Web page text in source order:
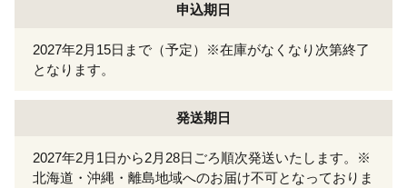
申込期日
2027年2月15日まで（予定）※在庫がなくなり次第終了
となります。
発送期日
2027年2月1日から2月28日ごろ順次発送いたします。※
北海道・沖縄・離島地域へのお届け不可となっておりま